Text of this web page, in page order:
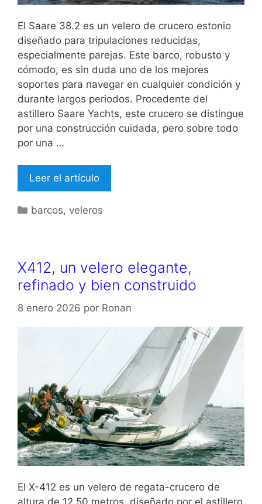
El Saare 38.2 es un velero de crucero estonio
diseñado para tripulaciones reducidas,
especialmente parejas. Este barco, robusto y
cómodo, es sin duda uno de los mejores
soportes para navegar en cualquier condición y
durante largos periodos. Procedente del
astillero Saare Yachts, este crucero se distingue
por una construcción cuidada, pero sobre todo
por una …
Leer el artículo
Categorías
barcos, veleros
X412, un velero elegante,
refinado y bien construido
8 enero 2026 por Ronan
El X-412 es un velero de regata-crucero de